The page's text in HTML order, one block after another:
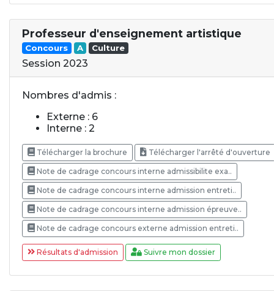
Professeur d'enseignement artistique
Concours A Culture
Session 2023
Nombres d'admis :
Externe : 6
Interne : 2
Télécharger la brochure Télécharger l'arrêté d'ouverture
Note de cadrage concours interne admissibilite exa..
Note de cadrage concours interne admission entreti..
Note de cadrage concours interne admission épreuve..
Note de cadrage concours externe admission entreti..
Résultats d'admission Suivre mon dossier